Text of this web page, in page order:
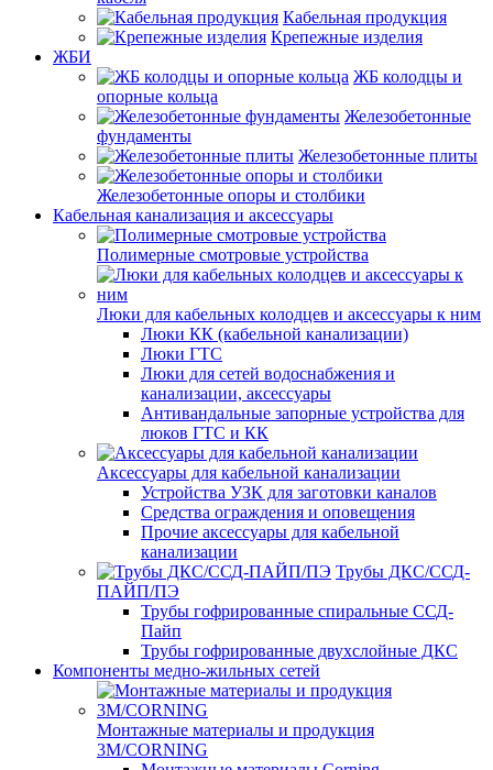
Кабельная продукция
Крепежные изделия
ЖБИ
ЖБ колодцы и
опорные кольца
Железобетонные
фундаменты
Железобетонные плиты
Железобетонные опоры и столбики
Кабельная канализация и аксессуары
Полимерные смотровые устройства
Люки для кабельных колодцев и аксессуары к ним
Люки КК (кабельной канализации)
Люки ГТС
Люки для сетей водоснабжения и
канализации, аксессуары
Антивандальные запорные устройства для
люков ГТС и КК
Аксессуары для кабельной канализации
Устройства УЗК для заготовки каналов
Средства ограждения и оповещения
Прочие аксессуары для кабельной
канализации
Трубы ДКС/ССД-
ПАЙП/ПЭ
Трубы гофрированные спиральные ССД-
Пайп
Трубы гофрированные двухслойные ДКС
Компоненты медно-жильных сетей
Монтажные материалы и продукция
3M/CORNING